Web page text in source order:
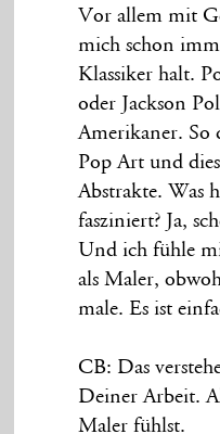
Vor allem mit
mich schon
Klassiker halt.
oder Jackson
Amerikaner. So
Pop Art und
Abstrakte. Was
fasziniert? Ja,
Und ich fühle
als Maler,
male. Es ist
CB: Das
Deiner Arbeit.
Maler fühlst.